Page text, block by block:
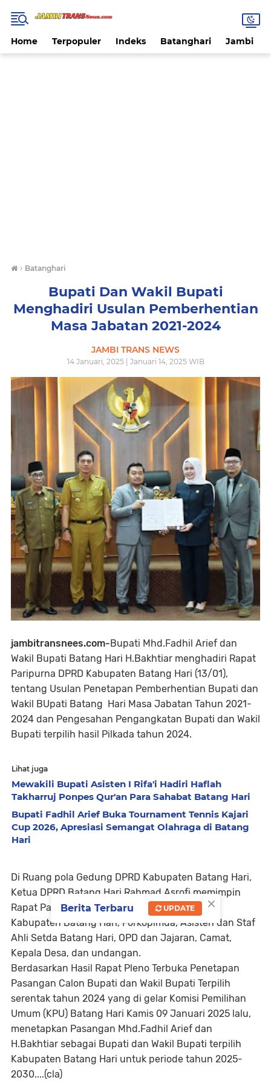
Home Terpopuler Indeks Batanghari Jambi
› Batanghari
Bupati Dan Wakil Bupati
Menghadiri Usulan Pemberhentian
Masa Jabatan 2021-2024
JAMBI TRANS NEWS
14 Januari, 2025 | Januari 14, 2025 WIB
jambitransnees.com-Bupati Mhd.Fadhil Arief dan
Wakil Bupati Batang Hari H.Bakhtiar menghadiri Rapat
Paripurna DPRD Kabupaten Batang Hari (13/01),
tentang Usulan Penetapan Pemberhentian Bupati dan
Wakil BUpati Batang Hari Masa Jabatan Tahun 2021-
2024 dan Pengesahan Pengangkatan Bupati dan Wakil
Bupati terpilih hasil Pilkada tahun 2024.
Lihat juga
Mewakili Bupati Asisten I Rifa'i Hadiri Haflah
Takharruj Ponpes Qur'an Para Sahabat Batang Hari
Bupati Fadhil Arief Buka Tournament Tennis Kajari
Cup 2026, Apresiasi Semangat Olahraga di Batang
Hari
Di Ruang pola Gedung DPRD Kabupaten Batang Hari,
Ketua DPRD Batang Hari Rahmad Asrofi memimpin
Rapat Paripurna yang di ikuti Anggota DPRD
Kabupaten Batang Hari, Forkopimda, Asisten dan Staf
Ahli Setda Batang Hari, OPD dan Jajaran, Camat,
Kepala Desa, dan undangan.
Berdasarkan Hasil Rapat Pleno Terbuka Penetapan
Pasangan Calon Bupati dan Wakil Bupati Terpilih
serentak tahun 2024 yang di gelar Komisi Pemilihan
Umum (KPU) Batang Hari Kamis 09 Januari 2025 lalu,
menetapkan Pasangan Mhd.Fadhil Arief dan
H.Bakhtiar sebagai Bupati dan Wakil Bupati terpilih
Kabupaten Batang Hari untuk periode tahun 2025-
2030....(cla)
×
Berita Terbaru UPDATE